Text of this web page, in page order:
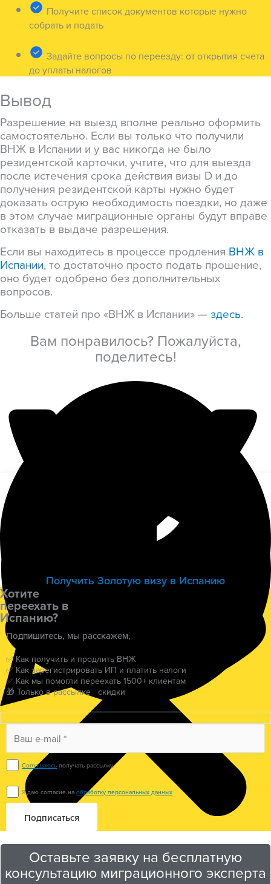
Получите список документов которые нужно
собрать и подать
Задайте вопросы по переезду: от открытия счета
до уплаты налогов
Вывод
Разрешение на выезд вполне реально оформить
самостоятельно. Если вы только что получили
ВНЖ в Испании и у вас никогда не было
резидентской карточки, учтите, что для выезда
после истечения срока действия визы D и до
получения резидентской карты нужно будет
доказать острую необходимость поездки, но даже
в этом случае миграционные органы будут вправе
отказать в выдаче разрешения.
Если вы находитесь в процессе продления ВНЖ в
Испании, то достаточно просто подать прошение,
оно будет одобрено без дополнительных
вопросов.
Больше статей про «ВНЖ в Испании» —здесь.
Вам понравилось? Пожалуйста,
поделитесь!
Получить Золотую визу в Испанию
Хотите
переехать в
Испанию?
Подпишитесь, мы расскажем,
✅ Как получить и продлить ВНЖ
✅ Как зарегистрировать ИП и платить налоги
✅ Как мы помогли переехать 1500+ клиентам
🎁 Только в рассылке скидки
Соглашаюсь получать рассылку.
Я даю согласие наобработку персональных данных
Оставьте заявку на бесплатную
консультацию миграционного эксперта